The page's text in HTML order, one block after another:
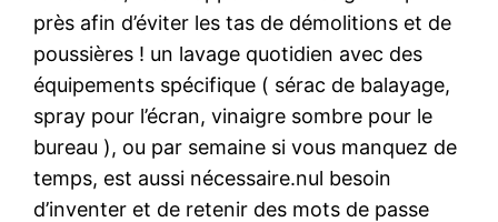
près afin d’éviter les tas de démolitions et de
poussières ! un lavage quotidien avec des
équipements spécifique ( sérac de balayage,
spray pour l’écran, vinaigre sombre pour le
bureau ), ou par semaine si vous manquez de
temps, est aussi nécessaire.nul besoin
d’inventer et de retenir des mots de passe